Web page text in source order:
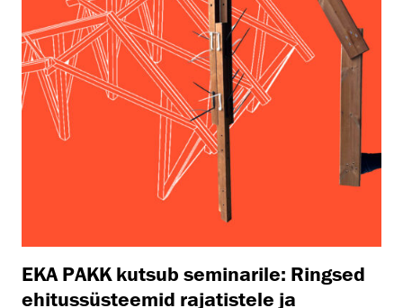
EKA PAKK kutsub seminarile: Ringsed
ehitussüsteemid rajatistele ja